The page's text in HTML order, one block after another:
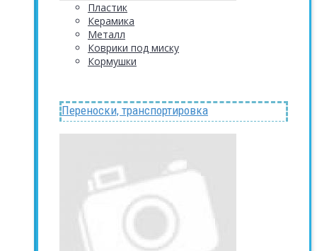
Пластик
Керамика
Металл
Коврики под миску
Кормушки
Переноски, транспортировка